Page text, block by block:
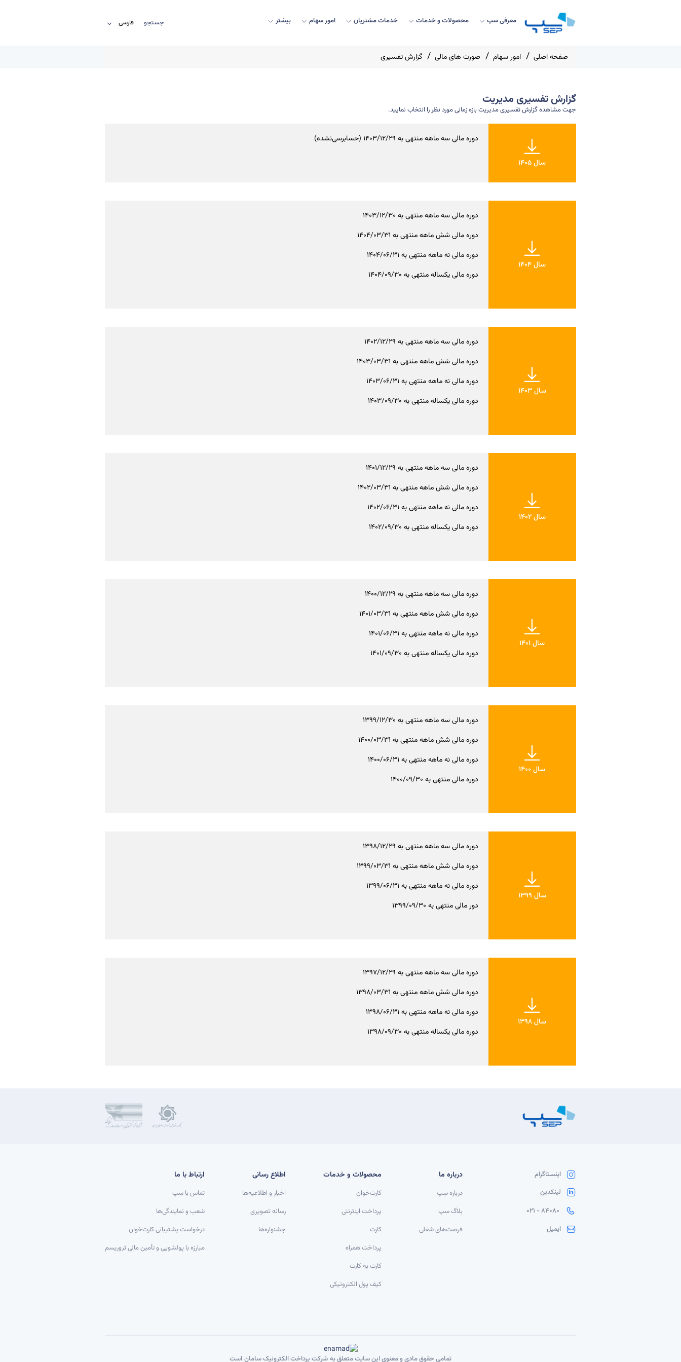
معرفی سپ محصولات و خدمات خدمات مشتریان امور سهام بیشتر جستجو
صفحه اصلی امور سهام صورت های مالی گزارش تفسیری
گزارش تفسیری مدیریت
جهت مشاهده گزارش تفسیری مدیریت بازه زمانی مورد نظر را انتخاب نمایید.
سال 1405
دوره مالی سه ماهه منتهی به 1403/12/29 (حسابرسی‌نشده)
سال 1404
دوره مالی سه ماهه منتهی به 1403/12/30
دوره مالی شش ماهه منتهی به 1404/03/31
دوره مالی نه ماهه منتهی به 1404/06/31
دوره مالی یکساله منتهی به 1404/09/30
سال 1403
دوره مالی سه ماهه منتهی به 1402/12/29
دوره مالی شش ماهه منتهی به 1403/03/31
دوره مالی نه ماهه منتهی به 1403/06/31
دوره مالی یکساله منتهی به 1403/09/30
سال 1402
دوره مالی سه ماهه منتهی به 1401/12/29
دوره مالی شش ماهه منتهی به 1402/03/31
دوره مالی نه ماهه منتهی به 1402/06/31
دوره مالی یکساله منتهی به 1402/09/30
سال 1401
دوره مالی سه ماهه منتهی به 1400/12/29
دوره مالی شش ماهه منتهی به 1401/03/31
دوره مالی نه ماهه منتهی به 1401/06/31
دوره مالی یکساله منتهی به 1401/09/30
سال 1400
دوره مالی سه ماهه منتهی به 1399/12/30
دوره مالی شش ماهه منتهی به 1400/03/31
دوره مالی نه ماهه منتهی به 1400/06/31
دوره مالی منتهی به 1400/09/30
سال 1399
دوره مالی سه ماهه منتهی به 1398/12/29
دوره مالی شش ماهه منتهی به 1399/03/31
دوره مالی نه ماهه منتهی به 1399/06/31
دور مالی منتهی به 1399/09/30
سال 1398
دوره مالی سه ماهه منتهی به 1397/12/29
دوره مالی شش ماهه منتهی به 1398/03/31
دوره مالی نه ماهه منتهی به 1398/06/31
دوره مالی یکساله منتهی به 1398/09/30
اینستاگرام
لینکدین
84080 - 021
ایمیل
درباره ما
درباره سِپ
بلاگ سپ
فرصت‌های شغلی
محصولات و خدمات
کارت‌خوان
پرداخت اینترنتی
کارت
پرداخت همراه
کارت به کارت
کیف پول الکترونیکی
اطلاع رسانی
اخبار و اطلاعیه‌ها
رسانه تصویری
جشنواره‌ها
ارتباط با ما
تماس با سِپ
شعب و نمایندگی‌ها
درخواست پشتیبانی کارت‌خوان
مبارزه با پولشویی و تأمین مالی تروریسم
تمامی حقوق مادی و معنوی این سایت متعلق به شرکت پرداخت الکترونیک سامان است